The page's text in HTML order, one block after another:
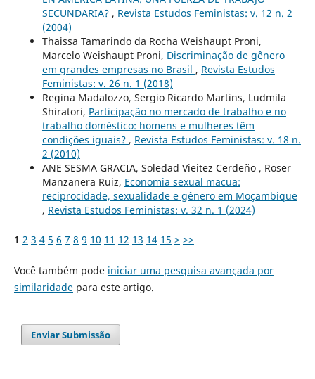
SECUNDARIA? , Revista Estudos Feministas: v. 12 n. 2
(2004)
Thaissa Tamarindo da Rocha Weishaupt Proni,
Marcelo Weishaupt Proni, Discriminação de gênero
em grandes empresas no Brasil , Revista Estudos
Feministas: v. 26 n. 1 (2018)
Regina Madalozzo, Sergio Ricardo Martins, Ludmila
Shiratori, Participação no mercado de trabalho e no
trabalho doméstico: homens e mulheres têm
condições iguais? , Revista Estudos Feministas: v. 18 n.
2 (2010)
ANE SESMA GRACIA, Soledad Vieitez Cerdeño , Roser
Manzanera Ruiz, Economia sexual macua:
reciprocidade, sexualidade e gênero em Moçambique
, Revista Estudos Feministas: v. 32 n. 1 (2024)
1 2 3 4 5 6 7 8 9 10 11 12 13 14 15 > >>
Você também pode iniciar uma pesquisa avançada por
similaridadepara este artigo.
Enviar Submissão